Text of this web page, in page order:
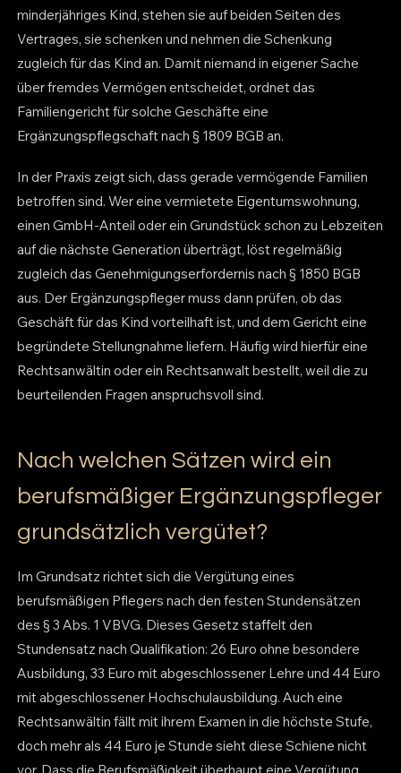
minderjähriges Kind, stehen sie auf beiden Seiten des
Vertrages, sie schenken und nehmen die Schenkung
zugleich für das Kind an. Damit niemand in eigener Sache
über fremdes Vermögen entscheidet, ordnet das
Familiengericht für solche Geschäfte eine
Ergänzungspflegschaft nach § 1809 BGB an.
In der Praxis zeigt sich, dass gerade vermögende Familien
betroffen sind. Wer eine vermietete Eigentumswohnung,
einen GmbH-Anteil oder ein Grundstück schon zu Lebzeiten
auf die nächste Generation überträgt, löst regelmäßig
zugleich das Genehmigungserfordernis nach § 1850 BGB
aus. Der Ergänzungspfleger muss dann prüfen, ob das
Geschäft für das Kind vorteilhaft ist, und dem Gericht eine
begründete Stellungnahme liefern. Häufig wird hierfür eine
Rechtsanwältin oder ein Rechtsanwalt bestellt, weil die zu
beurteilenden Fragen anspruchsvoll sind.
Nach welchen Sätzen wird ein
berufsmäßiger Ergänzungspfleger
grundsätzlich vergütet?
Im Grundsatz richtet sich die Vergütung eines
berufsmäßigen Pflegers nach den festen Stundensätzen
des § 3 Abs. 1 VBVG. Dieses Gesetz staffelt den
Stundensatz nach Qualifikation: 26 Euro ohne besondere
Ausbildung, 33 Euro mit abgeschlossener Lehre und 44 Euro
mit abgeschlossener Hochschulausbildung. Auch eine
Rechtsanwältin fällt mit ihrem Examen in die höchste Stufe,
doch mehr als 44 Euro je Stunde sieht diese Schiene nicht